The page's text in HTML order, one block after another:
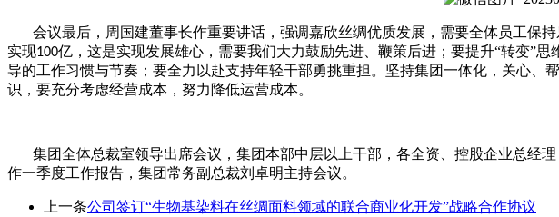
会议最后，周国建董事长作重要讲话，强调嘉欣丝绸优质发展，需要全体员工保
实现100亿，这是实现发展雄心，需要我们大力鼓励先进、鞭策后进；要提升“转变”
导的工作习惯与节奏；要全力以赴支持年轻干部勇挑重担。坚持集团一体化，关心
识，要充分考虑经营成本，努力降低运营成本。
集团全体总裁室领导出席会议，集团本部中层以上干部，各全资、控股企业总经
作一季度工作报告，集团常务副总裁刘卓明主持会议。
上一条公司签订“生物基染料在丝绸面料领域的联合商业化开发”战略合作协议